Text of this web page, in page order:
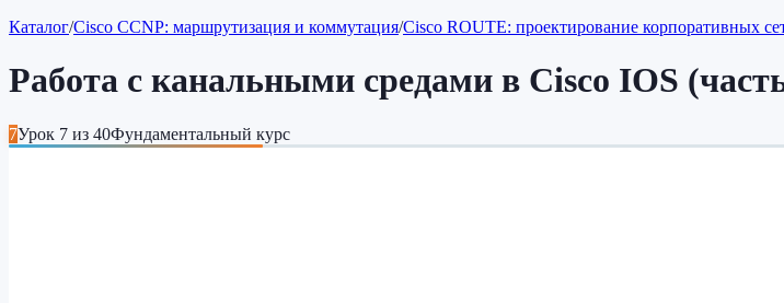
Каталог/Cisco CCNP: маршрутизация и коммутация/Cisco ROUTE: проектирование корпоративных
Работа с канальными средами в Cisco IOS
7Урок 7 из 40Фундаментальный курс